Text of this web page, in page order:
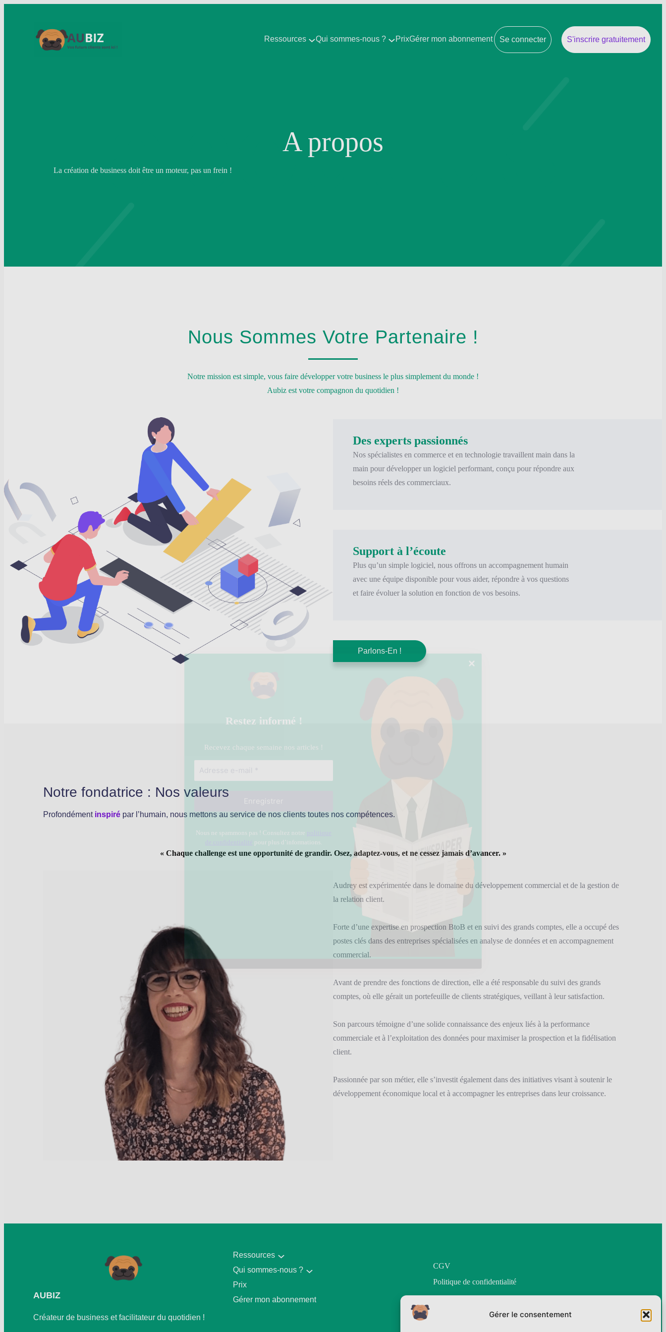
Gérer le consentement
Ressources Qui sommes-nous ? PrixGérer mon abonnement Se connecter S'inscrire gratuitement
about us
A propos
La création de business doit être un moteur, pas un frein !
Nous Sommes Votre Partenaire !
Notre mission est simple, vous faire développer votre business le plus simplement du monde !
Aubiz est votre compagnon du quotidien !
Des experts passionnés
Nos spécialistes en commerce et en technologie travaillent main dans la
main pour développer un logiciel performant, conçu pour répondre aux
besoins réels des commerciaux.
Support à l’écoute
Plus qu’un simple logiciel, nous offrons un accompagnement humain
avec une équipe disponible pour vous aider, répondre à vos questions
et faire évoluer la solution en fonction de vos besoins.
Parlons-En !
Notre fondatrice : Nos valeurs
Profondément inspiré par l’humain, nous mettons au service de nos clients toutes nos compétences.
« Chaque challenge est une opportunité de grandir. Osez, adaptez-vous, et ne cessez jamais d’avancer. »
Audrey est expérimentée dans le domaine du développement commercial et de la gestion de
la relation client.
Forte d’une expertise en prospection BtoB et en suivi des grands comptes, elle a occupé des
postes clés dans des entreprises spécialisées en analyse de données et en accompagnement
commercial.
Avant de prendre des fonctions de direction, elle a été responsable du suivi des grands
comptes, où elle gérait un portefeuille de clients stratégiques, veillant à leur satisfaction.
Son parcours témoigne d’une solide connaissance des enjeux liés à la performance
commerciale et à l’exploitation des données pour maximiser la prospection et la fidélisation
client.
Passionnée par son métier, elle s’investit également dans des initiatives visant à soutenir le
développement économique local et à accompagner les entreprises dans leur croissance.
Restez informé !
Nous ne spammons pas ! Consultez notrepolitique
de confidentialitépour plus d’informations.
AUBIZ
Créateur de business et facilitateur du quotidien !
Ressources
Qui sommes-nous ?
Prix
Gérer mon abonnement
CGV
Politique de confidentialité